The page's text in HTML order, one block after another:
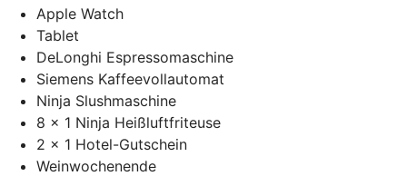
Apple Watch
Tablet
DeLonghi Espressomaschine
Siemens Kaffeevollautomat
Ninja Slushmaschine
8 x 1 Ninja Heißluftfriteuse
2 x 1 Hotel-Gutschein
Weinwochenende